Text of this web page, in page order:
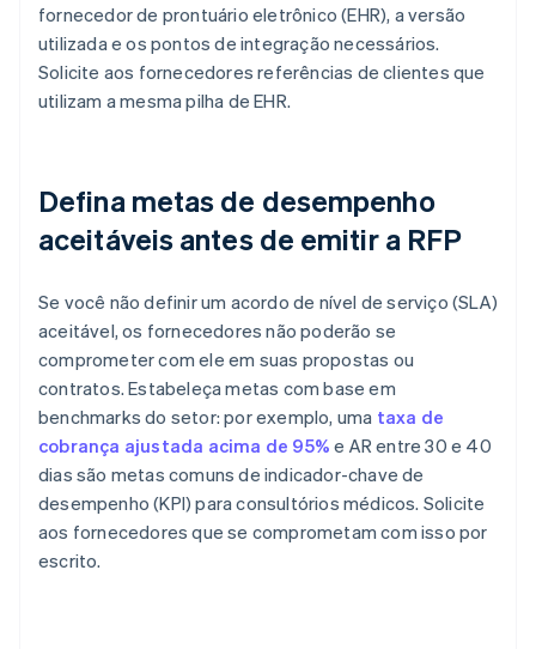
fornecedor de prontuário eletrônico (EHR), a versão
utilizada e os pontos de integração necessários.
Solicite aos fornecedores referências de clientes que
utilizam a mesma pilha de EHR.
Defina metas de desempenho
aceitáveis antes de emitir a RFP
Se você não definir um acordo de nível de serviço (SLA)
aceitável, os fornecedores não poderão se
comprometer com ele em suas propostas ou
contratos. Estabeleça metas com base em
benchmarks do setor: por exemplo, uma taxa de
cobrança ajustada acima de 95% e AR entre 30 e 40
dias são metas comuns de indicador-chave de
desempenho (KPI) para consultórios médicos. Solicite
aos fornecedores que se comprometam com isso por
escrito.